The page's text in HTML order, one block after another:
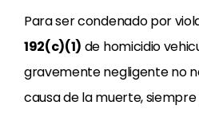
Para ser condenado por
192(c)(1) de homicidio
gravemente negligente no
causa de la muerte,